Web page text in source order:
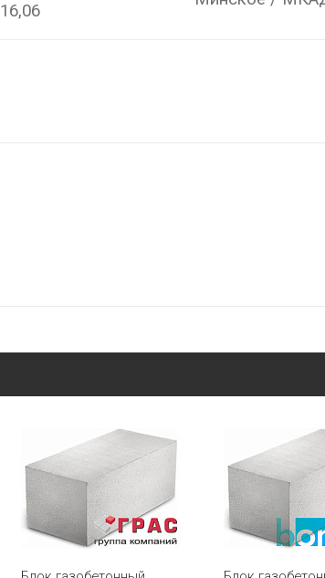
16,06